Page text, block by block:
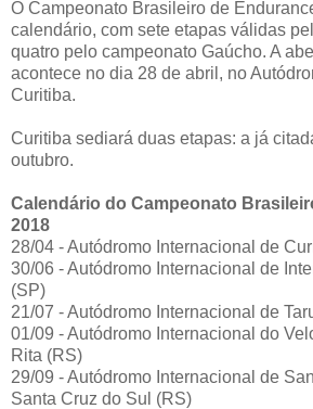
O Campeonato Brasileiro de
calendário, com sete etapas válidas
quatro pelo campeonato Gaúcho. A
acontece no dia 28 de abril, no
Curitiba.
Curitiba sediará duas etapas: a já
outubro.
Calendário do Campeonato
2018
28/04 - Autódromo Internacional de
30/06 - Autódromo Internacional de
(SP)
21/07 - Autódromo Internacional de
01/09 - Autódromo Internacional do
Rita (RS)
29/09 - Autódromo Internacional de
Santa Cruz do Sul (RS)